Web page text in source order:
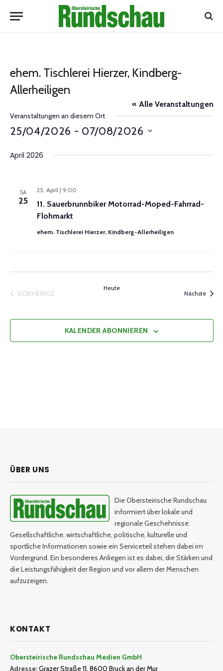
ehem. Tischlerei Hierzer, Kindberg-
Allerheiligen
« Alle Veranstaltungen
Veranstaltungen an diesem Ort
25/04/2026 - 07/08/2026
wählen.
April 2026
SA
25
11. Sauerbrunnbiker Motorrad-Moped-Fahrrad-
Flohmarkt
25. April | 9:00
ehem. Tischlerei Hierzer, Kindberg-Allerheiligen
VORHERIGE
Heute
Nächste
KALENDER ABONNIEREN
ÜBER UNS
Die Obersteirische Rundschau
informiert über lokale und
regionale Geschehnisse.
Gesellschaftliche, wirtschaftliche, politische, kulturelle und
sportliche Informationen sowie ein Serviceteil stehen dabei im
Vordergrund. Ein besonderes Anliegen ist es dabei, die Stärken und
die Leistungsfähigkeit der Region und vor allem der Menschen
aufzuzeigen.
KONTAKT
Obersteirische Rundschau Medien GmbH
Adresse:Grazer Straße 11, 8600 Bruck an der Mur